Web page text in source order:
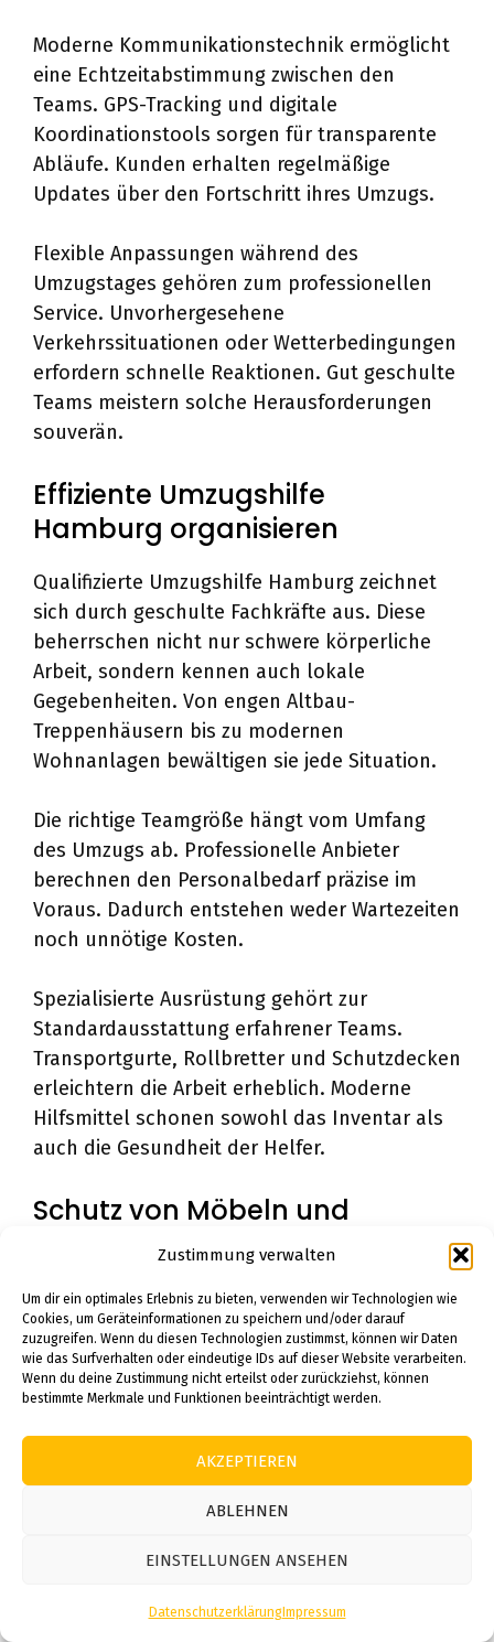
Zustimmung verwalten
Um dir ein optimales Erlebnis zu bieten, verwenden wir Technologien wie
Cookies, um Geräteinformationen zu speichern und/oder darauf
zuzugreifen. Wenn du diesen Technologien zustimmst, können wir Daten
wie das Surfverhalten oder eindeutige IDs auf dieser Website verarbeiten.
Wenn du deine Zustimmung nicht erteilst oder zurückziehst, können
bestimmte Merkmale und Funktionen beeinträchtigt werden.
AKZEPTIEREN
ABLEHNEN
EINSTELLUNGEN ANSEHEN
DatenschutzerklärungImpressum
Moderne Kommunikationstechnik ermöglicht
eine Echtzeitabstimmung zwischen den
Teams. GPS-Tracking und digitale
Koordinationstools sorgen für transparente
Abläufe. Kunden erhalten regelmäßige
Updates über den Fortschritt ihres Umzugs.
Flexible Anpassungen während des
Umzugstages gehören zum professionellen
Service. Unvorhergesehene
Verkehrssituationen oder Wetterbedingungen
erfordern schnelle Reaktionen. Gut geschulte
Teams meistern solche Herausforderungen
souverän.
Effiziente Umzugshilfe
Hamburg organisieren
Qualifizierte Umzugshilfe Hamburg zeichnet
sich durch geschulte Fachkräfte aus. Diese
beherrschen nicht nur schwere körperliche
Arbeit, sondern kennen auch lokale
Gegebenheiten. Von engen Altbau-
Treppenhäusern bis zu modernen
Wohnanlagen bewältigen sie jede Situation.
Die richtige Teamgröße hängt vom Umfang
des Umzugs ab. Professionelle Anbieter
berechnen den Personalbedarf präzise im
Voraus. Dadurch entstehen weder Wartezeiten
noch unnötige Kosten.
Spezialisierte Ausrüstung gehört zur
Standardausstattung erfahrener Teams.
Transportgurte, Rollbretter und Schutzdecken
erleichtern die Arbeit erheblich. Moderne
Hilfsmittel schonen sowohl das Inventar als
auch die Gesundheit der Helfer.
Schutz von Möbeln und
Inventar gewährleisten
Hamburgs maritime Luftfeuchtigkeit erfordert
besondere Schutzmaßnahmen für
empfindliche Gegenstände. Professionelle
Verpackungsmaterialien schützen vor
individuelle Behandlung. Spezialkartons für
Geräte gewährleisten optimalen Schutz.